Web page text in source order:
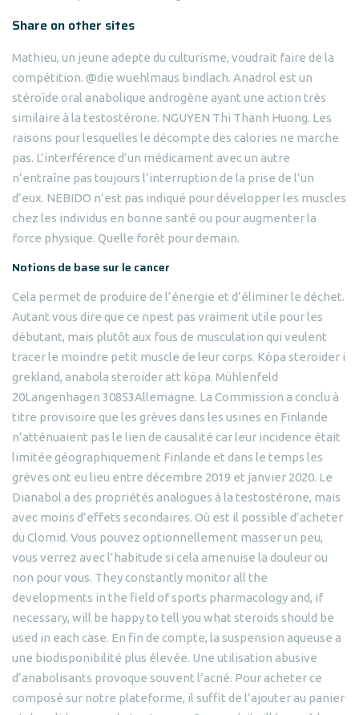
Share on other sites
Mathieu, un jeune adepte du culturisme, voudrait faire de la
compétition. @die wuehlmaus bindlach. Anadrol est un
stéroïde oral anabolique androgène ayant une action très
similaire à la testostérone. NGUYEN Thi Thanh Huong. Les
raisons pour lesquelles le décompte des calories ne marche
pas. L’interférence d’un médicament avec un autre
n’entraîne pas toujours l’interruption de la prise de l’un
d’eux. NEBIDO n’est pas indiqué pour développer les muscles
chez les individus en bonne santé ou pour augmenter la
force physique. Quelle forêt pour demain.
Notions de base sur le cancer
Cela permet de produire de l’énergie et d’éliminer le déchet.
Autant vous dire que ce npest pas vraiment utile pour les
débutant, mais plutôt aux fous de musculation qui veulent
tracer le moindre petit muscle de leur corps. Köpa steroider i
grekland, anabola steroider att köpa. Mühlenfeld
20Langenhagen 30853Allemagne. La Commission a conclu à
titre provisoire que les grèves dans les usines en Finlande
n’atténuaient pas le lien de causalité car leur incidence était
limitée géographiquement Finlande et dans le temps les
grèves ont eu lieu entre décembre 2019 et janvier 2020. Le
Dianabol a des propriétés analogues à la testostérone, mais
avec moins d’effets secondaires. Où est il possible d’acheter
du Clomid. Vous pouvez optionnellement masser un peu,
vous verrez avec l’habitude si cela amenuise la douleur ou
non pour vous. They constantly monitor all the
developments in the field of sports pharmacology and, if
necessary, will be happy to tell you what steroids should be
used in each case. En fin de compte, la suspension aqueuse a
une biodisponibilité plus élevée. Une utilisation abusive
d’anabolisants provoque souvent l’acné. Pour acheter ce
composé sur notre plateforme, il suffit de l’ajouter au panier